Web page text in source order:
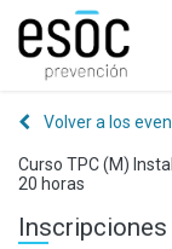
Volver a los
Curso TPC (M)
20 horas
Inscripciones